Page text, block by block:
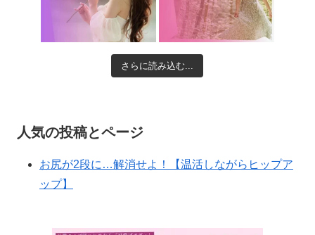
さらに読み込む...
人気の投稿とページ
お尻が2段に…解消せよ！【温活しながらヒップア
ップ】